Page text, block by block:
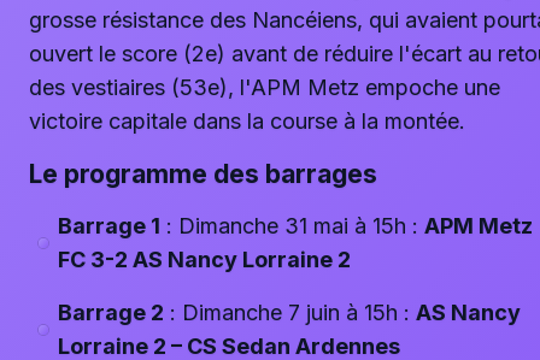
grosse résistance des Nancéiens, qui avaient
ouvert le score (2e) avant de réduire l'écart au
des vestiaires (53e), l'APM Metz empoche une
victoire capitale dans la course à la montée.
Le programme des barrages
Barrage 1 : Dimanche 31 mai à 15h : APM Metz
FC 3-2 AS Nancy Lorraine 2
Barrage 2 : Dimanche 7 juin à 15h : AS Nancy
Lorraine 2 – CS Sedan Ardennes